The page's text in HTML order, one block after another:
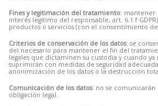
Fines y legitimación del tratamiento: mantener
interés legítimo del responsable, art. 6.1.f
productos o servicios (con el consentimiento
Criterios de conservación de los datos: se
del necesario para mantener el fin del
legales que dictaminen su custodia y cuando
suprimirán con medidas de seguridad
anonimización de los datos o la destrucción
Comunicación de los datos: no se comunicarán
obligación legal.